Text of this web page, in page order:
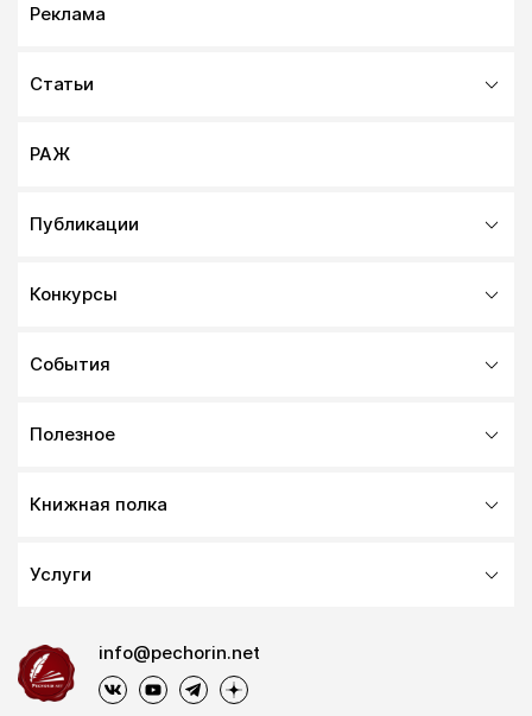
Реклама
Статьи
РАЖ
Публикации
Конкурсы
События
Полезное
Книжная полка
Услуги
info@pechorin.net